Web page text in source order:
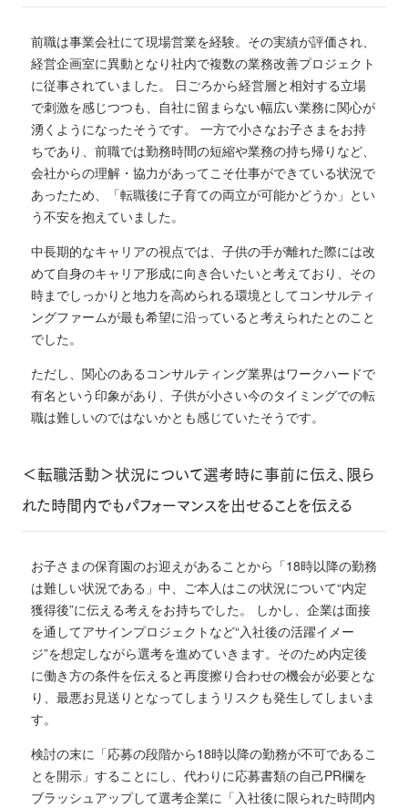
前職は事業会社にて現場営業を経験。その実績が評価され、
経営企画室に異動となり社内で複数の業務改善プロジェクト
に従事されていました。 日ごろから経営層と相対する立場
で刺激を感じつつも、自社に留まらない幅広い業務に関心が
湧くようになったそうです。 一方で小さなお子さまをお持
ちであり、前職では勤務時間の短縮や業務の持ち帰りなど、
会社からの理解・協力があってこそ仕事ができている状況で
あったため、「転職後に子育ての両立が可能かどうか」とい
う不安を抱えていました。
中長期的なキャリアの視点では、子供の手が離れた際には改
めて自身のキャリア形成に向き合いたいと考えており、その
時までしっかりと地力を高められる環境としてコンサルティ
ングファームが最も希望に沿っていると考えられたとのこと
でした。
ただし、関心のあるコンサルティング業界はワークハードで
有名という印象があり、子供が小さい今のタイミングでの転
職は難しいのではないかとも感じていたそうです。
＜転職活動＞状況について選考時に事前に伝え、限ら
れた時間内でもパフォーマンスを出せることを伝える
お子さまの保育園のお迎えがあることから「18時以降の勤務
は難しい状況である」中、ご本人はこの状況について“内定
獲得後”に伝える考えをお持ちでした。 しかし、企業は面接
を通してアサインプロジェクトなど“入社後の活躍イメー
ジ”を想定しながら選考を進めていきます。そのため内定後
に働き方の条件を伝えると再度擦り合わせの機会が必要とな
り、最悪お見送りとなってしまうリスクも発生してしまいま
す。
検討の末に「応募の段階から18時以降の勤務が不可であるこ
とを開示」することにし、代わりに応募書類の自己PR欄を
ブラッシュアップして選考企業に「入社後に限られた時間内